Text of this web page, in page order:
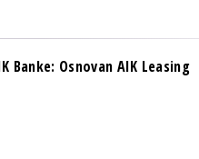
Banke: Osnovan AIK Leasing